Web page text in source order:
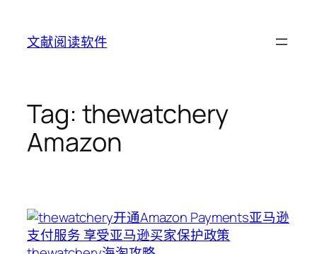
content
文献阅读软件
Tag: thewatchery
Amazon